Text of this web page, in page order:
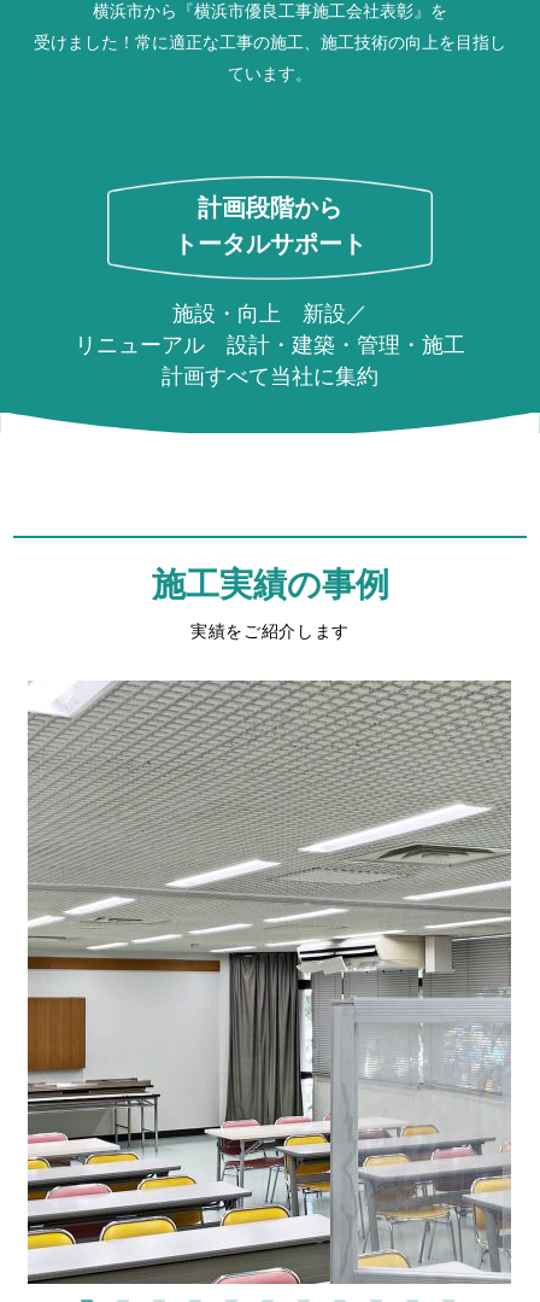
横浜市から『横浜市優良工事施工会社表彰』を
受けました！ 常に適正な工事の施工、施工技術の向上を目指し
ています。
計画段階から
トータルサポート
施設・向上 新設／
リニューアル 設計・建築・管理・施工
計画すべて当社に集約
施工実績の事例
実績をご紹介します